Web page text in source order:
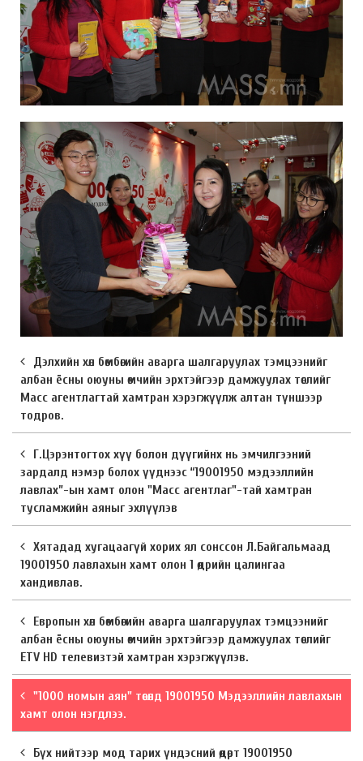
Дэлхийн хөл бөмбөгийн аварга шалгаруулах тэмцээнийг
албан ёсны оюуны өмчийн эрхтэйгээр дамжуулах төслийг
Масс агентлагтай хамтран хэрэгжүүлж алтан түншээр
тодров.
Г.Цэрэнтогтох хүү болон дүүгийнх нь эмчилгээний
зардалд нэмэр болох үүднээс “19001950 мэдээллийн
лавлах”-ын хамт олон "Масс агентлаг"-тай хамтран
тусламжийн аяныг эхлүүлэв
Хятадад хугацаагүй хорих ял сонссон Л.Байгальмаад
19001950 лавлахын хамт олон 1 өдрийн цалингаа
хандивлав.
Европын хөл бөмбөгийн аварга шалгаруулах тэмцээнийг
албан ёсны оюуны өмчийн эрхтэйгээр дамжуулах төслийг
ETV HD телевизтэй хамтран хэрэгжүүлэв.
"1000 номын аян" төсөлд 19001950 Мэдээллийн лавлахын
хамт олон нэгдлээ.
Бүх нийтээр мод тарих үндэсний өдөрт 19001950